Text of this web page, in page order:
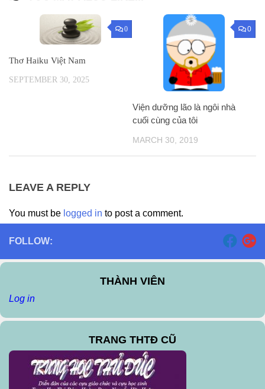
0
Thơ Haiku Việt Nam
SEPTEMBER 30, 2025
0
Viện dưỡng lão là ngôi nhà
cuối cùng của tôi
MARCH 30, 2019
LEAVE A REPLY
You must be logged in to post a comment.
FOLLOW:
THÀNH VIÊN
Log in
TRANG THTĐ CŨ